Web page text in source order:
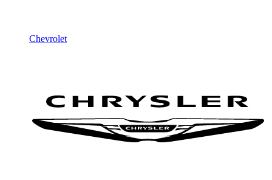
Chevrolet